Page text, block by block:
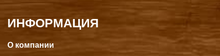
ИНФОРМАЦИЯ
О компании